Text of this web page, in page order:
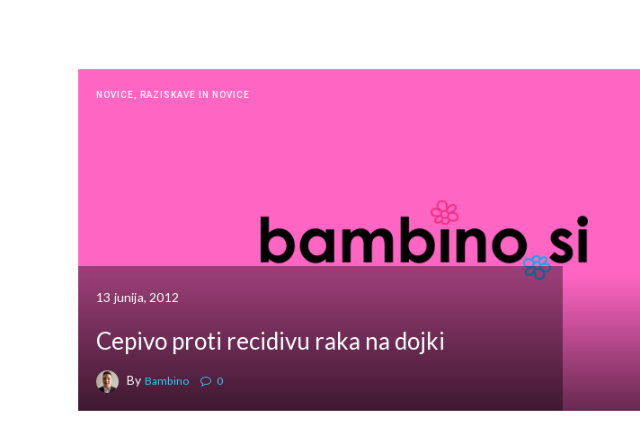
NOVICE RAZISKAVE IN NOVICE
13 junija, 2012
Cepivo proti recidivu raka na dojki
By Bambino 0